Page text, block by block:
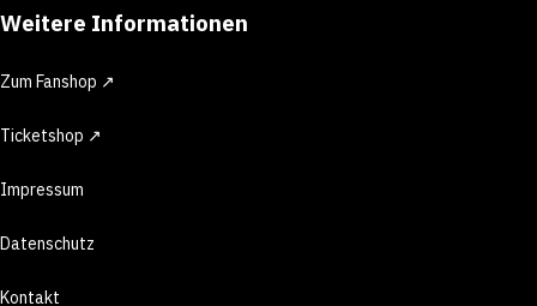
Weitere Informationen
Zum Fanshop ↗
Ticketshop ↗
Impressum
Datenschutz
Kontakt